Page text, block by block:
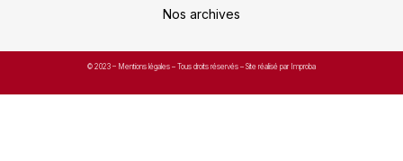
Nos archives
© 2023 – Mentions légales – Tous droits réservés – Site réalisé par Improba